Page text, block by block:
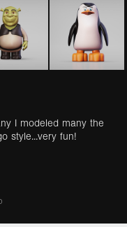
I modeled many the
style...very fun!